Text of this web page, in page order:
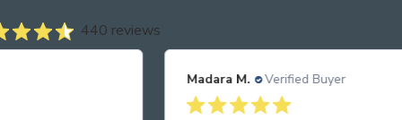
440 reviews
Madara M.